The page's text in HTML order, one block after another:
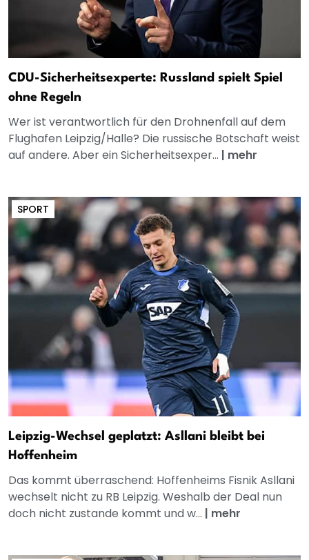
CDU-Sicherheitsexperte: Russland spielt Spiel
ohne Regeln
Wer ist verantwortlich für den Drohnenfall auf dem
Flughafen Leipzig/Halle? Die russische Botschaft weist
auf andere. Aber ein Sicherheitsexper... | mehr
SPORT
Leipzig-Wechsel geplatzt: Asllani bleibt bei
Hoffenheim
Das kommt überraschend: Hoffenheims Fisnik Asllani
wechselt nicht zu RB Leipzig. Weshalb der Deal nun
doch nicht zustande kommt und w... | mehr